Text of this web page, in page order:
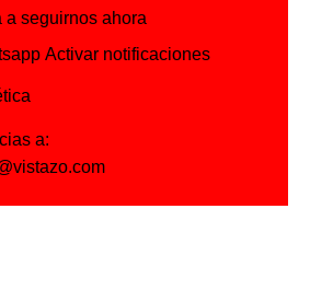
a seguirnos ahora
Activar notificaciones
a: